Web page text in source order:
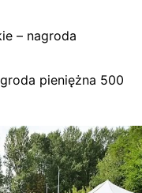
– nagroda
pieniężna 500